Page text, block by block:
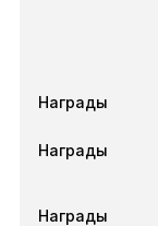
Награды
Награды
Награды